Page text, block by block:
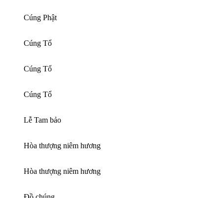
Cúng Phật
Cúng Tổ
Cúng Tổ
Cúng Tổ
Lễ Tam bảo
Hòa thượng niêm hương
Hòa thượng niêm hương